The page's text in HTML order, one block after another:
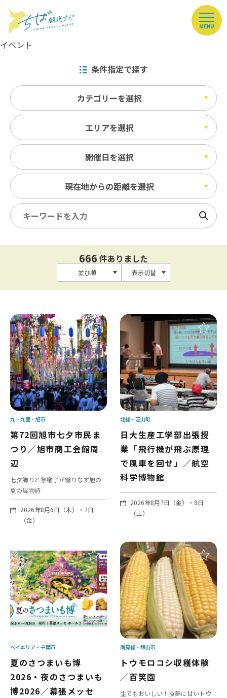
MENU
イベント
条件指定で探す
カテゴリーを選択
エリアを選択
開催日を選択
現在地からの距離を選択
検索
666 件ありました
並び順 表示切替
第72回旭市七夕市民ま
つり／旭市商工会館周
辺
七夕飾りと祭囃子が織りなす旭の
夏の風物詩
2026年8月6日（木）・7日
（金）
九十九里 旭市
日大生産工学部出張授
業「飛行機が飛ぶ原理
で風車を回せ」／航空
科学博物館
2026年8月7日（金）・8日
（土）
北総 芝山町
夏のさつまいも博
2026・夜のさつまいも
博2026／幕張メッセ
ベイエリア 千葉市
トウモロコシ収穫体験
／百笑園
生でもおいしい！抜群に甘いトウ
南房総 館山市